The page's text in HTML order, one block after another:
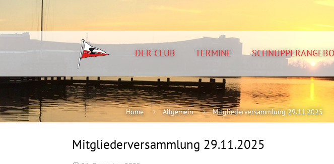
DER CLUB TERMINE
Home Allgemein Mitgliederversammlung 29.11.2025
Mitgliederversammlung 29.11.2025